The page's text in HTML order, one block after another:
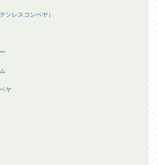
ンレスコンベヤ）
ヤ